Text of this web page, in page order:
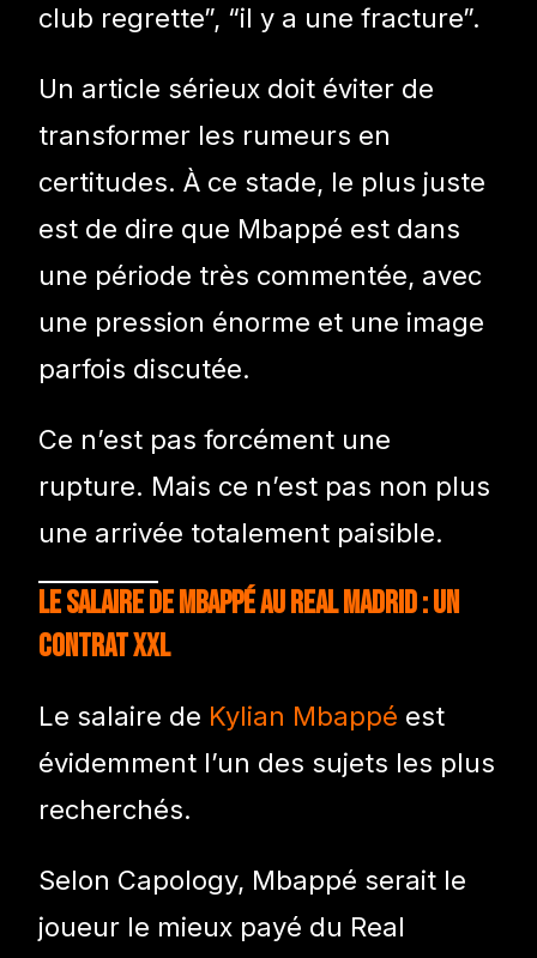
club regrette”, “il y a une fracture”.
Un article sérieux doit éviter de
transformer les rumeurs en
certitudes. À ce stade, le plus juste
est de dire que Mbappé est dans
une période très commentée, avec
une pression énorme et une image
parfois discutée.
Ce n’est pas forcément une
rupture. Mais ce n’est pas non plus
une arrivée totalement paisible.
Le salaire de Mbappé au Real Madrid : un
contrat XXL
Le salaire de Kylian Mbappé est
évidemment l’un des sujets les plus
recherchés.
Selon Capology, Mbappé serait le
joueur le mieux payé du Real